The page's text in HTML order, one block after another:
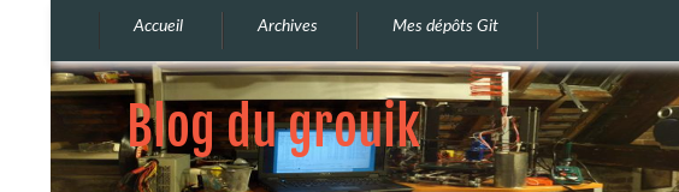
Accueil Archives Mes dépôts Git
Blog du grouik